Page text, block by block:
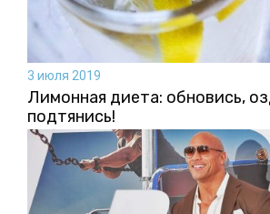
3 июля 2019
Лимонная диета: обновись,
подтянись!